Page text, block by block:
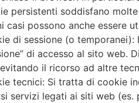
persistenti soddisfano
casi possono anche essere
di sessione (o
di accesso al sito web.
il ricorso ad altre
tecnici: Si tratta di cookie
servizi legati ai siti web (es.